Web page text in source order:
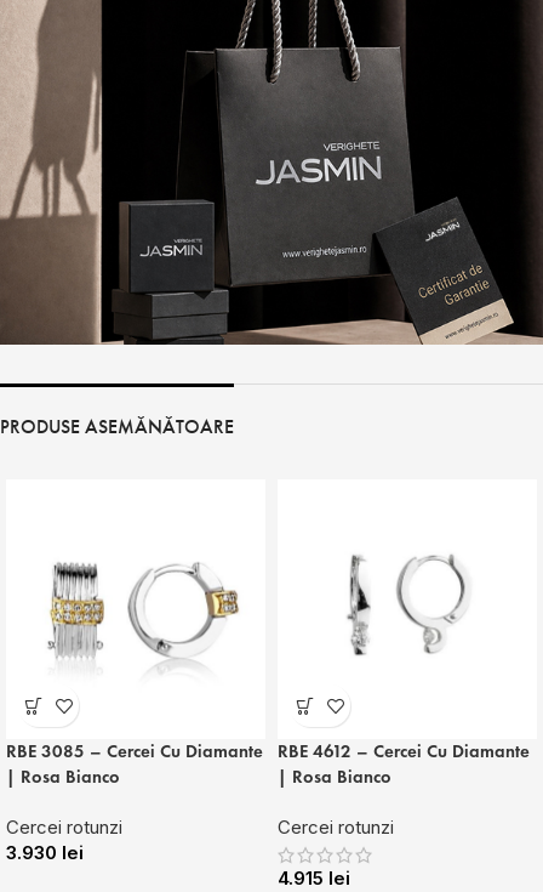
PRODUSE ASEMĂNĂTOARE
RBE 3085 – Cercei Cu Diamante
| Rosa Bianco
Cercei rotunzi
3.930 lei
RBE 4612 – Cercei Cu Diamante
| Rosa Bianco
Cercei rotunzi
4.915 lei